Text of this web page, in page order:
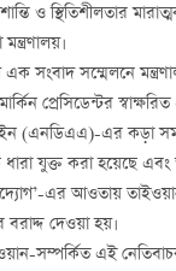
ও স্থিতিশীলতার
সংবাদ সম্মেলনে
প্রেসিডেন্টর
(এনডিএএ)-এর কড়া
যুক্ত করা হয়েছে
এর আওতায়
দেওয়া হয়।
সম্পর্কিত এই